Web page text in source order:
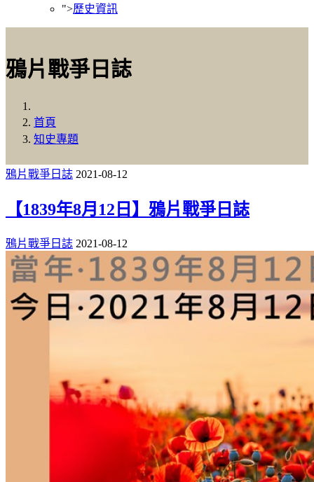
">歷史資訊
鴉片戰爭日誌
首頁
知史專題
鴉片戰爭日誌 2021-08-12
【1839年8月12日】鴉片戰爭日誌
鴉片戰爭日誌 2021-08-12